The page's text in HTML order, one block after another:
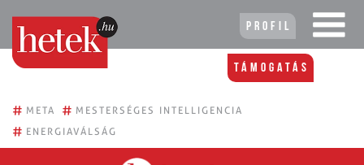
Profil
Támogatás
# META # MESTERSÉGES INTELLIGENCIA
# ENERGIAVÁLSÁG